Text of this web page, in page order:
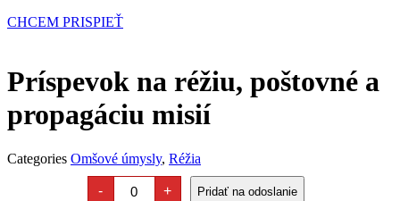
CHCEM PRISPIEŤ
Príspevok na réžiu, poštovné a
propagáciu misií
Categories Omšové úmysly, Réžia
-
Príspevok
+ Pridať na odoslanie